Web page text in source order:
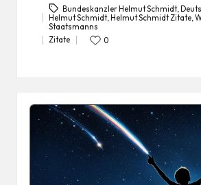
Tags:
Bundeskanzler Helmut Schmidt,
Helmut Schmidt,Helmut Schmidt Zitate,
Staatsmanns
Posted
Zitate 0